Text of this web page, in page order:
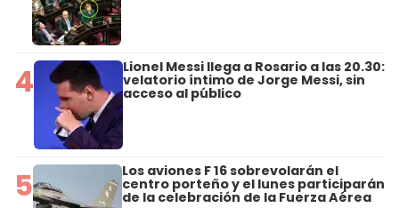
4 Lionel Messi llega a Rosario a las 20.30:
velatorio íntimo de Jorge Messi, sin
acceso al público
5 Los aviones F 16 sobrevolarán el
centro porteño y el lunes participarán
de la celebración de la Fuerza Aérea